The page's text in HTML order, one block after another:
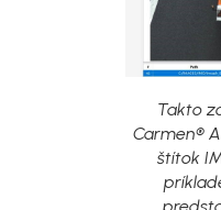
Takto
Carmen®
štítok